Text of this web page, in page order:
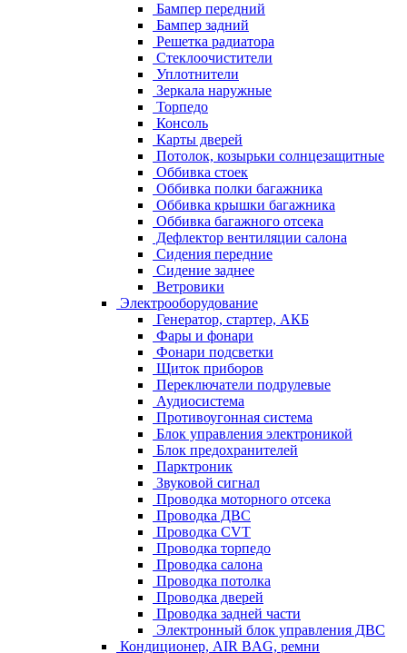
Бампер передний
Бампер задний
Решетка радиатора
Стеклоочистители
Уплотнители
Зеркала наружные
Торпедо
Консоль
Карты дверей
Потолок, козырьки солнцезащитные
Оббивка стоек
Оббивка полки багажника
Оббивка крышки багажника
Оббивка багажного отсека
Дефлектор вентиляции салона
Сидения передние
Сидение заднее
Ветровики
Электрооборудование
Генератор, стартер, АКБ
Фары и фонари
Фонари подсветки
Щиток приборов
Переключатели подрулевые
Аудиосистема
Противоугонная система
Блок управления электроникой
Блок предохранителей
Парктроник
Звуковой сигнал
Проводка моторного отсека
Проводка ДВС
Проводка CVT
Проводка торпедо
Проводка салона
Проводка потолка
Проводка дверей
Проводка задней части
Электронный блок управления ДВС
Кондиционер, AIR BAG, ремни